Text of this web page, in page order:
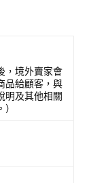
，境外賣家會
品給顧客，與
明及其他相關